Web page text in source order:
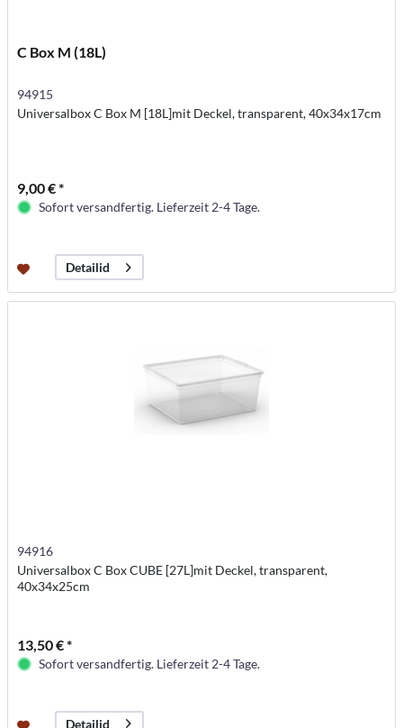
C Box M (18L)
94915
Universalbox C Box M [18L]mit Deckel, transparent, 40x34x17cm
9,00 € *
Sofort versandfertig. Lieferzeit 2-4 Tage.
Detailid
94916
Universalbox C Box CUBE [27L]mit Deckel, transparent,
40x34x25cm
13,50 € *
Sofort versandfertig. Lieferzeit 2-4 Tage.
Detailid